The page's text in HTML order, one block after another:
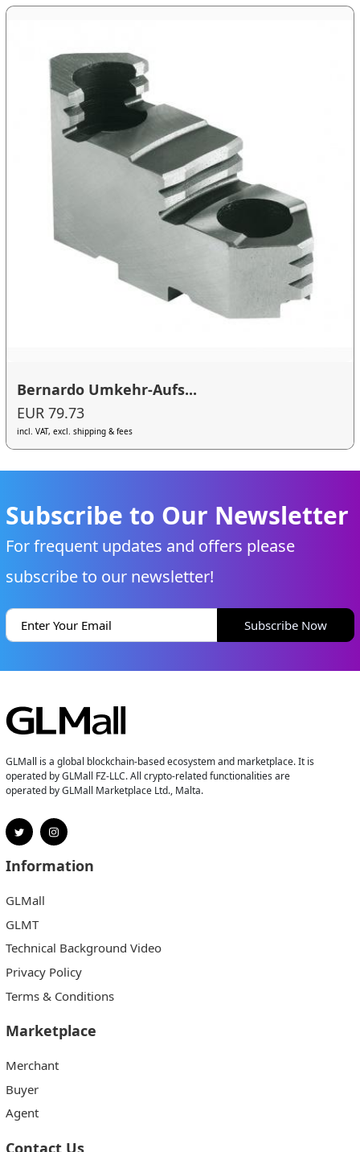
Bernardo Umkehr-Aufs...
EUR 79.73
incl. VAT, excl. shipping & fees
Subscribe to Our Newsletter
For frequent updates and offers please
subscribe to our newsletter!
Subscribe Now
GLMall is a global blockchain-based ecosystem and marketplace. It is
operated by GLMall FZ-LLC. All crypto-related functionalities are
operated by GLMall Marketplace Ltd., Malta.
Information
GLMall
GLMT
Technical Background Video
Privacy Policy
Terms & Conditions
Marketplace
Merchant
Buyer
Agent
Contact Us